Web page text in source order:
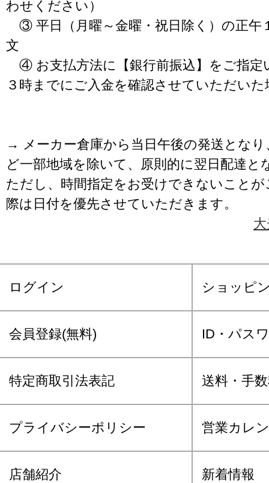
わせください）
③ 平日（月曜～金曜・祝日除く）の正午
文
④ お支払方法に【銀行前振込】をご指定
３時までにご入金を確認させていただいた
→ メーカー倉庫から当日午後の発送となり
ど一部地域を除いて、原則的に翌日配達と
ただし、時間指定をお受けできないこと
際は日付を優先させていただきます。
ログイン ショッピ
会員登録(無料) ID・パス
特定商取引法表記 送料・手
プライバシーポリシー 営業カレ
店舗紹介 新着情報